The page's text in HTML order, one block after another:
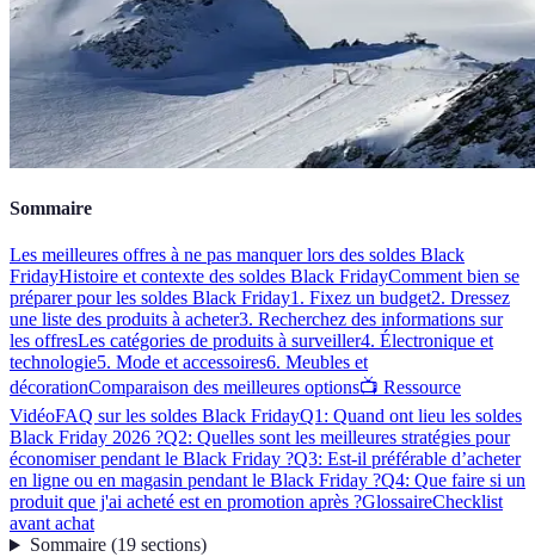
Sommaire
Les meilleures offres à ne pas manquer lors des soldes Black
FridayHistoire et contexte des soldes Black FridayComment bien se
préparer pour les soldes Black Friday1. Fixez un budget2. Dressez
une liste des produits à acheter3. Recherchez des informations sur
les offresLes catégories de produits à surveiller4. Électronique et
technologie5. Mode et accessoires6. Meubles et
décorationComparaison des meilleures options📺 Ressource
VidéoFAQ sur les soldes Black FridayQ1: Quand ont lieu les soldes
Black Friday 2026 ?Q2: Quelles sont les meilleures stratégies pour
économiser pendant le Black Friday ?Q3: Est-il préférable d’acheter
en ligne ou en magasin pendant le Black Friday ?Q4: Que faire si un
produit que j'ai acheté est en promotion après ?GlossaireChecklist
avant achat
Sommaire(19 sections)